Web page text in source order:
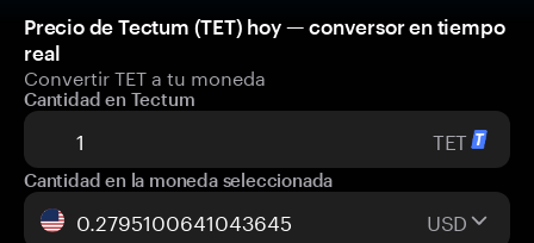
Precio de Tectum (TET) hoy — conversor en tiempo
real
Convertir TET a tu moneda
Cantidad en Tectum
TET
Cantidad en la moneda seleccionada
USD